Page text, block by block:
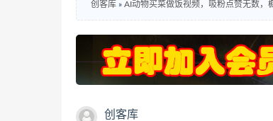
创客库 » AI动物买菜做饭视频，吸粉点赞无数，
创客库